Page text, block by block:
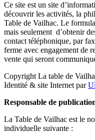
Ce site est un site
découvrir les activités, la
Table de Vailhac. Le
mais seulement d’obtenir
contact téléphonique, par
ferme avec engagement de
vente qui seront
Copyright La table de
Identité & site Internet par
Responsable de
La Table de Vailhac est le
individuelle suivante :